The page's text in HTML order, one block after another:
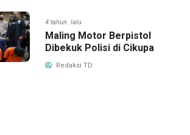
4 tahun lalu
Maling Motor Berpistol
Dibekuk Polisi di Cikupa
Redaksi TD